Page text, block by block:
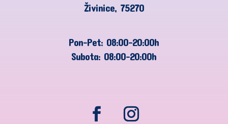
Živinice, 75270
Pon-Pet: 08:00-20:00h
Subota: 08:00-20:00h